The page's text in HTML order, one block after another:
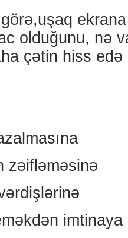
olduğunu, nə
çətin hiss edə
zəifləməsinə